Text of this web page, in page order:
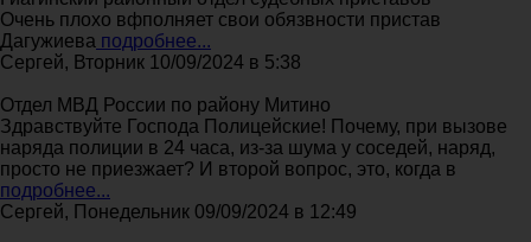
Очень плохо вфполняет свои обязвности пристав
Дагужиева подробнее...
Сергей, Вторник 10/09/2024 в 5:38
Отдел МВД России по району Митино
Здравствуйте Господа Полицейские! Почему, при вызове
наряда полиции в 24 часа, из-за шума у соседей, наряд,
просто не приезжает? И второй вопрос, это, когда в
подробнее...
Сергей, Понедельник 09/09/2024 в 12:49